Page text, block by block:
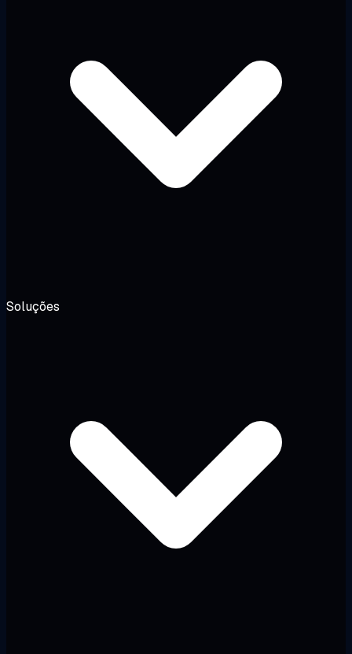
Soluções